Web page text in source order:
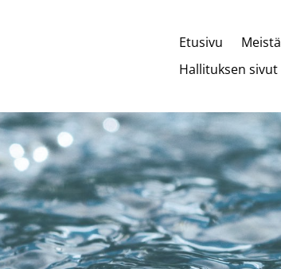
Etusivu Meistä
Hallituksen sivut